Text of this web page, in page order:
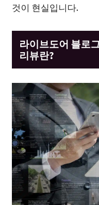
것이 현실입니다.
라이브도어 블로
리뷰란?